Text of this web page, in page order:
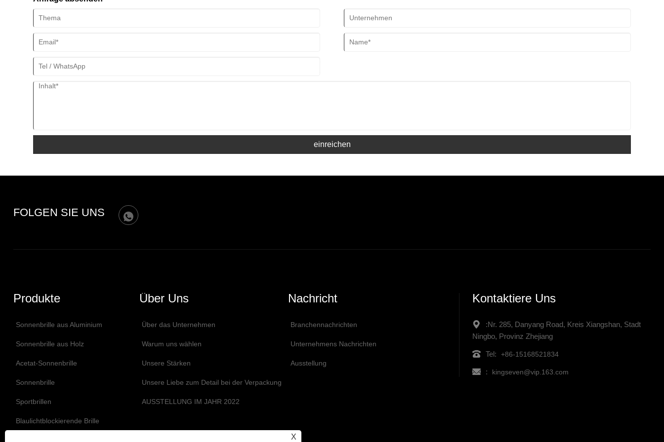
einreichen
FOLGEN SIE UNS
Produkte
Sonnenbrille aus Aluminium
Sonnenbrille aus Holz
Acetat-Sonnenbrille
Sonnenbrille
Sportbrillen
Blaulichtblockierende Brille
Über Uns
Über das Unternehmen
Warum uns wählen
Unsere Stärken
Unsere Liebe zum Detail bei der Verpackung
AUSSTELLUNG IM JAHR 2022
Nachricht
Branchennachrichten
Unternehmens Nachrichten
Ausstellung
Kontaktiere Uns
:Nr. 285, Danyang Road, Kreis Xiangshan, Stadt
Ningbo, Provinz Zhejiang
Tel: +86-15168521834
: kingseven@vip.163.com
X